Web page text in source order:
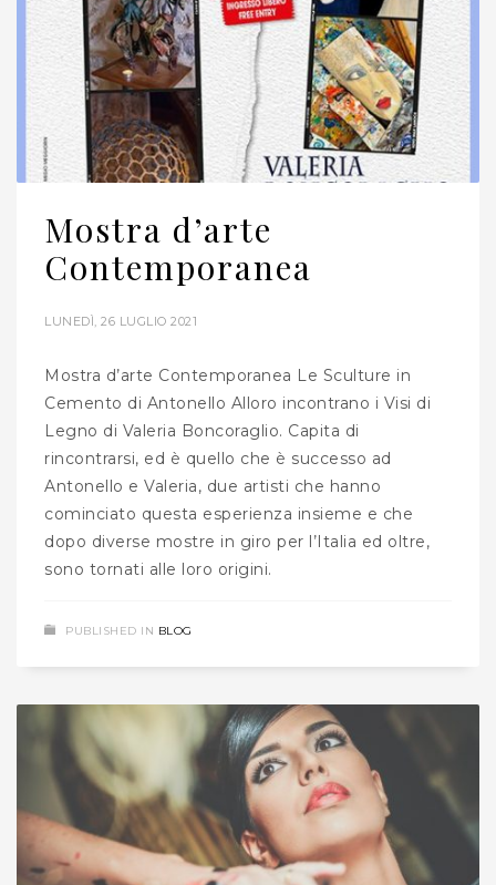
Mostra d’arte
Contemporanea
LUNEDÌ, 26 LUGLIO 2021
Mostra d’arte Contemporanea Le Sculture in
Cemento di Antonello Alloro incontrano i Visi di
Legno di Valeria Boncoraglio. Capita di
rincontrarsi, ed è quello che è successo ad
Antonello e Valeria, due artisti che hanno
cominciato questa esperienza insieme e che
dopo diverse mostre in giro per l’Italia ed oltre,
sono tornati alle loro origini.
PUBLISHED IN BLOG